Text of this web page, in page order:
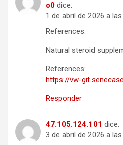
o0 dice:
1 de abril de 2026 a
References:
Natural steroid
References:
https://vw-
Responder
47.105.124.101 dice:
3 de abril de 2026 a las